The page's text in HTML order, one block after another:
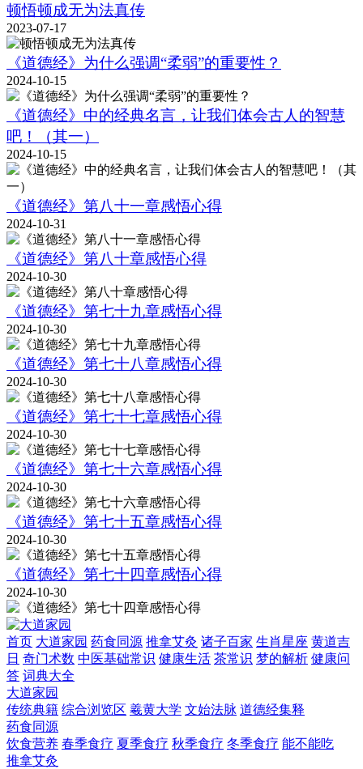
顿悟顿成无为法真传
2023-07-17
《道德经》为什么强调“柔弱”的重要性？
2024-10-15
《道德经》中的经典名言，让我们体会古人的智慧
吧！（其一）
2024-10-15
《道德经》第八十一章感悟心得
2024-10-31
《道德经》第八十章感悟心得
2024-10-30
《道德经》第七十九章感悟心得
2024-10-30
《道德经》第七十八章感悟心得
2024-10-30
《道德经》第七十七章感悟心得
2024-10-30
《道德经》第七十六章感悟心得
2024-10-30
《道德经》第七十五章感悟心得
2024-10-30
《道德经》第七十四章感悟心得
2024-10-30
首页 大道家园 药食同源 推拿艾灸 诸子百家 生肖星座 黄道吉
日 奇门术数 中医基础常识 健康生活 茶常识 梦的解析 健康问
答 词典大全
大道家园
传统典籍 综合浏览区 羲黄大学 文始法脉 道德经集释
药食同源
饮食营养 春季食疗 夏季食疗 秋季食疗 冬季食疗 能不能吃
推拿艾灸